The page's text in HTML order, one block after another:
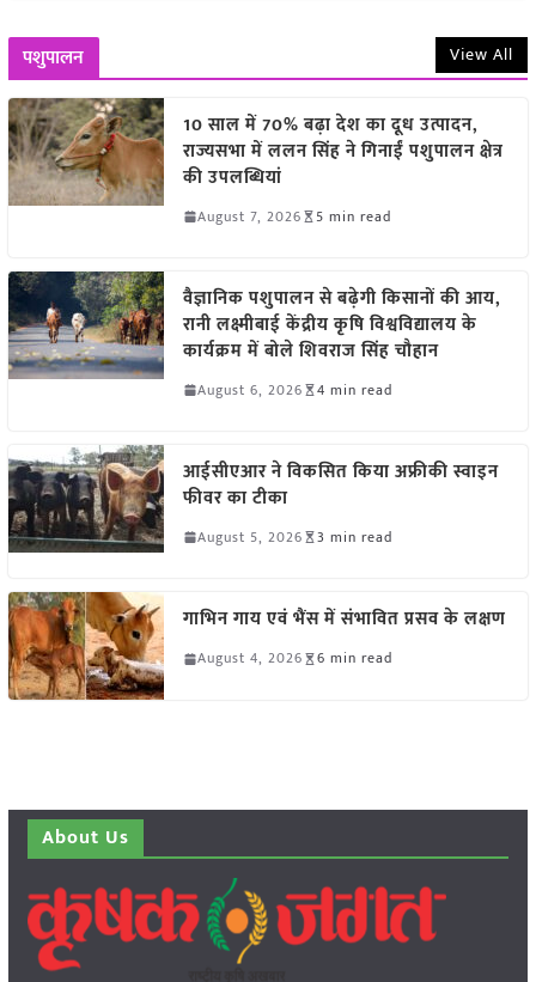
पशुपालन View All
10 साल में 70% बढ़ा देश का दूध उत्पादन,
राज्यसभा में ललन सिंह ने गिनाईं पशुपालन क्षेत्र
की उपलब्धियां
August 7, 2026 5 min read
वैज्ञानिक पशुपालन से बढ़ेगी किसानों की आय,
रानी लक्ष्मीबाई केंद्रीय कृषि विश्वविद्यालय के
कार्यक्रम में बोले शिवराज सिंह चौहान
August 6, 2026 4 min read
आईसीएआर ने विकसित किया अफ्रीकी स्वाइन
फीवर का टीका
August 5, 2026 3 min read
गाभिन गाय एवं भैंस में संभावित प्रसव के लक्षण
August 4, 2026 6 min read
About Us